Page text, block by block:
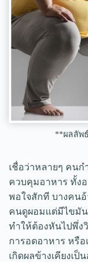
**ผลลัพ
เชื่อว่าหลายๆ คนก
ควบคุมอาหาร ทั้ง
พอใจสักที บางคน
คนดูผอมแต่มีไขมัน
ทำให้ต้องหันไปพึ่ง
การอดอาหาร หรือ
เกิดผลข้างเคียงเ